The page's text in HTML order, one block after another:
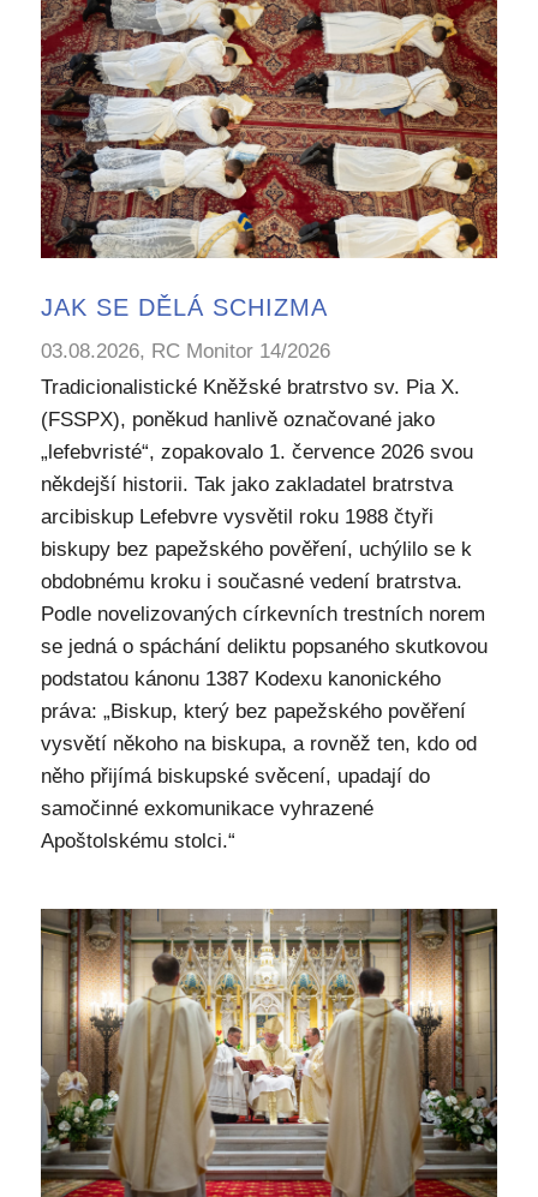
JAK SE DĚLÁ SCHIZMA
03.08.2026, RC Monitor 14/2026
Tradicionalistické Kněžské bratrstvo sv. Pia X.
(FSSPX), poněkud hanlivě označované jako
„lefebvristé“, zopakovalo 1. července 2026 svou
někdejší historii. Tak jako zakladatel bratrstva
arcibiskup Lefebvre vysvětil roku 1988 čtyři
biskupy bez papežského pověření, uchýlilo se k
obdobnému kroku i současné vedení bratrstva.
Podle novelizovaných církevních trestních norem
se jedná o spáchání deliktu popsaného skutkovou
podstatou kánonu 1387 Kodexu kanonického
práva: „Biskup, který bez papežského pověření
vysvětí někoho na biskupa, a rovněž ten, kdo od
něho přijímá biskupské svěcení, upadají do
samočinné exkomunikace vyhrazené
Apoštolskému stolci.“